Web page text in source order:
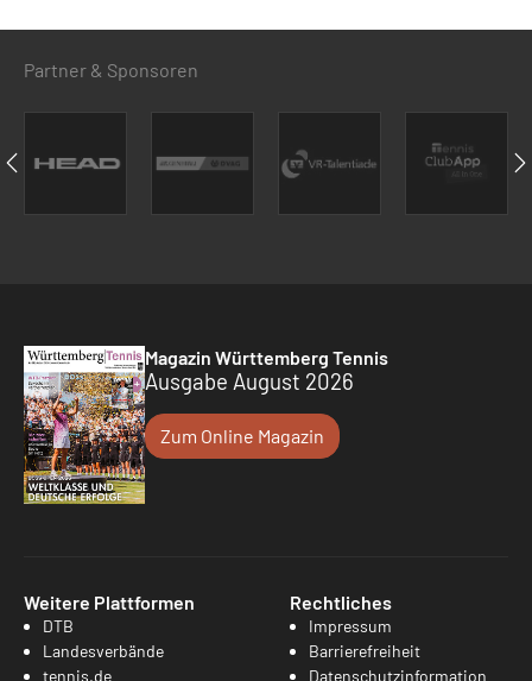
Partner & Sponsoren
Magazin Württemberg Tennis
Ausgabe August 2026
Zum Online Magazin
Weitere Plattformen
DTB
Landesverbände
tennis.de
Rechtliches
Impressum
Barrierefreiheit
Datenschutzinformation